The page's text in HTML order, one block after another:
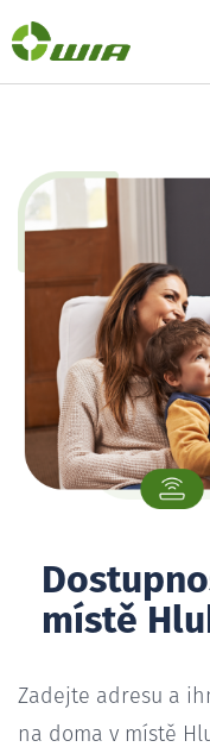
místě
Zadejte adresu a
na doma v místě